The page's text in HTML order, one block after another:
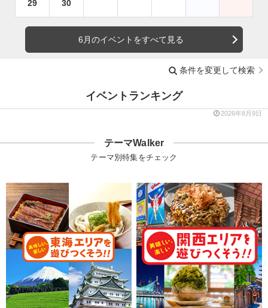
29 30
6月のイベントをすべて見る
条件を変更して検索
イベントランキング
2026年8月9日
テーマWalker
テーマ別特集をチェック